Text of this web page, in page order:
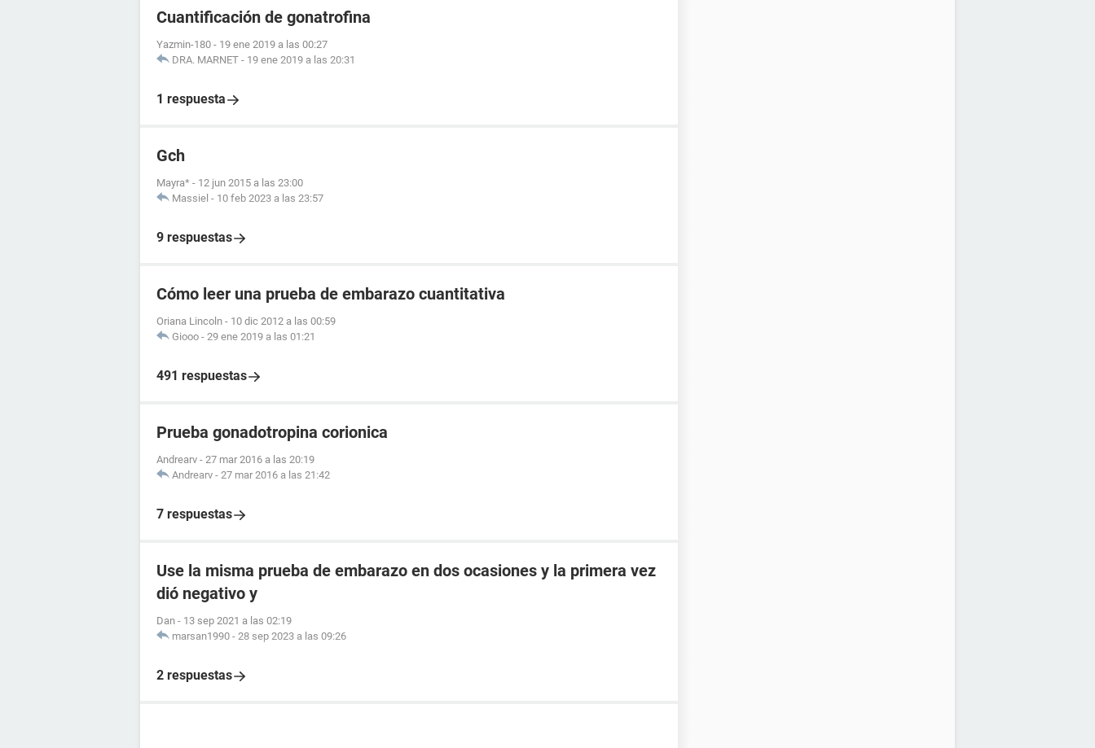
Cuantificación de gonatrofina
Yazmin-180 - 19 ene 2019 a las 00:27
DRA. MARNET - 19 ene 2019 a las 20:31
1 respuesta
Gch
Mayra* - 12 jun 2015 a las 23:00
Massiel - 10 feb 2023 a las 23:57
9 respuestas
Cómo leer una prueba de embarazo cuantitativa
Oriana Lincoln - 10 dic 2012 a las 00:59
Giooo - 29 ene 2019 a las 01:21
491 respuestas
Prueba gonadotropina corionica
Andrearv - 27 mar 2016 a las 20:19
Andrearv - 27 mar 2016 a las 21:42
7 respuestas
Use la misma prueba de embarazo en dos ocasiones y la primera vez
dió negativo y
Dan - 13 sep 2021 a las 02:19
marsan1990 - 28 sep 2023 a las 09:26
2 respuestas